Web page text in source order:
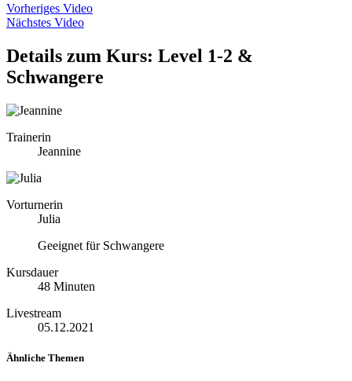
Vorheriges Video
Nächstes Video
Details zum Kurs: Level 1-2 &
Schwangere
Trainerin
Jeannine
Vorturnerin
Julia
Geeignet für Schwangere
Kursdauer
48 Minuten
Livestream
05.12.2021
Ähnliche Themen